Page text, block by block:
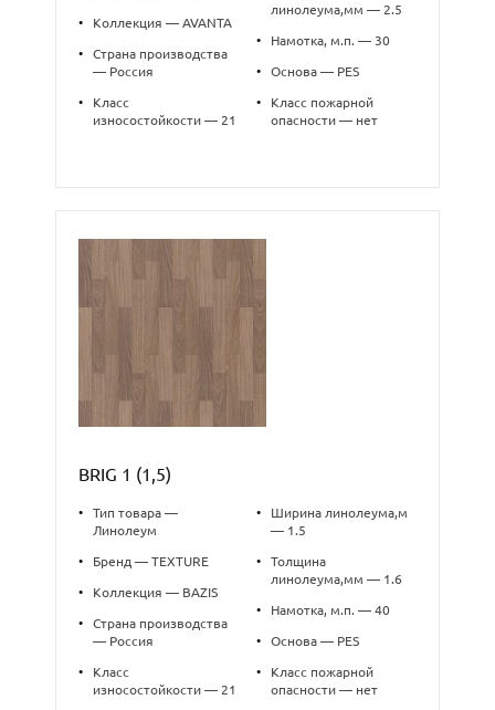
• Коллекция — AVANTA
•
Страна производства
— Россия
•
Класс
износостойкости — 21
линолеума,мм — 2.5
• Намотка, м.п. — 30
• Основа — PES
•
Класс пожарной
опасности — нет
BRIG 1 (1,5)
•
Тип товара —
Линолеум
• Бренд — TEXTURE
• Коллекция — BAZIS
•
Страна производства
— Россия
•
Класс
износостойкости — 21
•
Ширина линолеума,м
— 1.5
•
Толщина
линолеума,мм — 1.6
• Намотка, м.п. — 40
• Основа — PES
•
Класс пожарной
опасности — нет